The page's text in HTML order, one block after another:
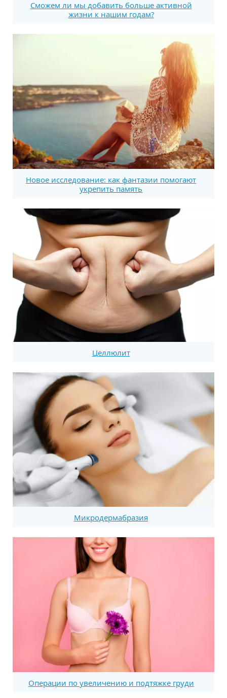
Сможем ли мы добавить больше активной
жизни к нашим годам?
Новое исследование: как фантазии помогают
укрепить память
Целлюлит
Микродермабразия
Операции по увеличению и подтяжке груди